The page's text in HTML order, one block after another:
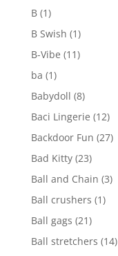
B (1)
B Swish (1)
B-Vibe (11)
ba (1)
Babydoll (8)
Baci Lingerie (12)
Backdoor Fun (27)
Bad Kitty (23)
Ball and Chain (3)
Ball crushers (1)
Ball gags (21)
Ball stretchers (14)